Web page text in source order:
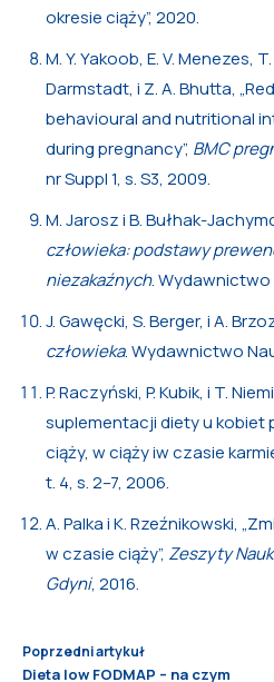
okresie ciąży”, 2020.
M. Y. Yakoob, E. V. Menezes,
Darmstadt, i Z. A. Bhutta,
behavioural and nutritional
during pregnancy”, BMC
nr Suppl 1, s. S3, 2009.
M. Jarosz i B. Bułhak-
człowieka: podstawy
niezakaźnych. Wydawnictwo
J. Gawęcki, S. Berger, i A.
człowieka. Wydawnictwo
P. Raczyński, P. Kubik, i T.
suplementacji diety u kobiet
ciąży, w ciąży iw czasie
t. 4, s. 2–7, 2006.
A. Palka i K. Rzeźnikowski,
w czasie ciąży”, Zeszyty
Gdyni, 2016.
Poprzedni artykuł
Dieta low FODMAP – na czym